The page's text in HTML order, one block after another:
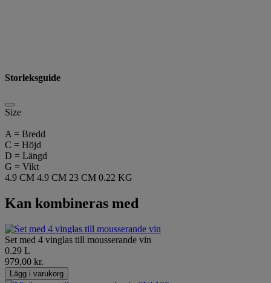
Storleksguide
Size
A = Bredd
C = Höjd
D = Längd
G = Vikt
4.9 CM 4.9 CM 23 CM 0.22 KG
Kan kombineras med
Set med 4 vinglas till mousserande vin
0.29 L
979,00 kr.
Lägg i varukorg